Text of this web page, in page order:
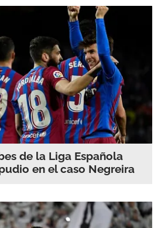
de la Liga Española
en el caso Negreira